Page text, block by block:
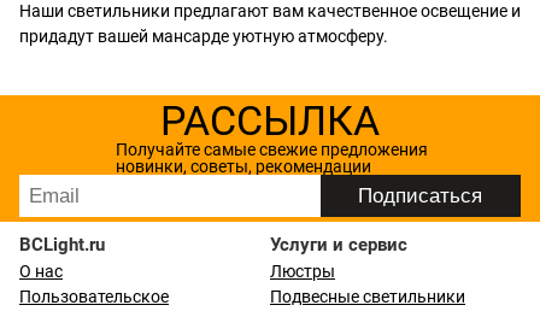
Наши светильники предлагают вам качественное освещение и
придадут вашей мансарде уютную атмосферу.
РАССЫЛКА
Получайте самые свежие предложения
новинки, советы, рекомендации
BCLight.ru
О нас
Пользовательское
Услуги и сервис
Люстры
Подвесные светильники